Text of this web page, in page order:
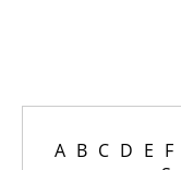
A B C D E F